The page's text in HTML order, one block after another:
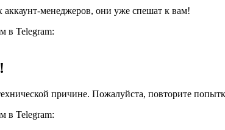
аккаунт-менеджеров, они уже спешат к вам!
в Telegram:
причине. Пожалуйста, повторите
в Telegram: